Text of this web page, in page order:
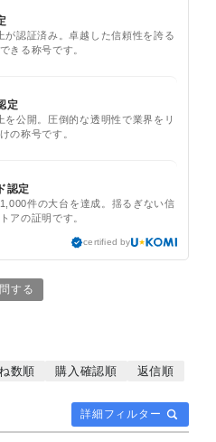
が認証済み。卓越した信頼性を誇る
きる称号です。
定
を公開。圧倒的な透明性で業界をリ
の称号です。
認定
件の大台を達成。揺るぎない信
アの証明です。
certified by
する
詳細フィルター
数順 購入確認順
返信順